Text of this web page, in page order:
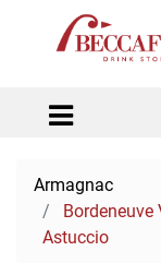
Open menu
Armagnac
Bordeneuve
Astuccio